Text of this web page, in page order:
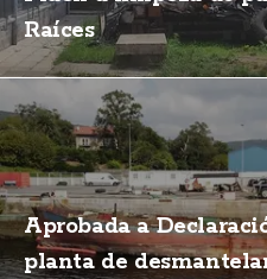
Raíces
Aprobada a
planta de